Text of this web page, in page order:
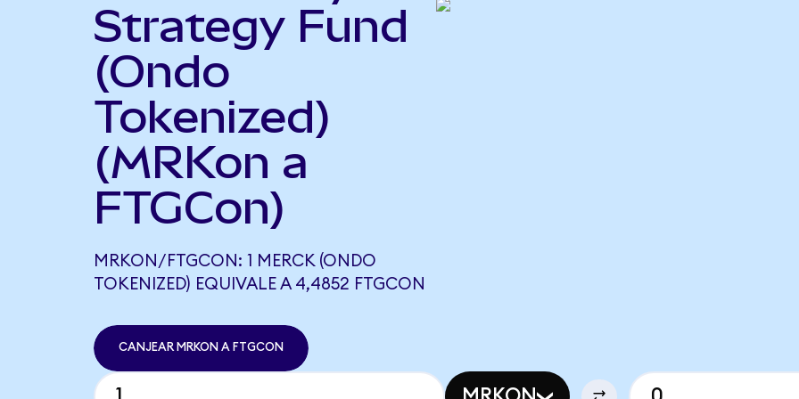
Strategy Fund
(Ondo
Tokenized)
(MRKon a
FTGCon)
MRKON/FTGCON: 1 MERCK (ONDO
TOKENIZED) EQUIVALE A 4,4852 FTGCON
CANJEAR MRKON A FTGCON